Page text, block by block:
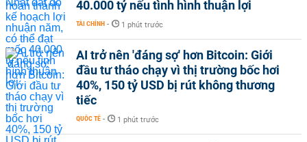
40.000 tỷ nếu tình hình thuận lợi
TÀI CHÍNH - 1 phút trước
AI trở nên 'đáng sợ' hơn Bitcoin: Giới
đầu tư tháo chạy vì thị trường bốc hơi
40%, 150 tỷ USD bị rút không thương
tiếc
QUỐC TẾ - 1 phút trước